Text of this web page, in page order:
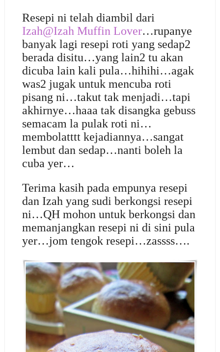
Resepi ni telah diambil dari
Izah@Izah Muffin Lover…rupanye
banyak lagi resepi roti yang sedap2
berada disitu…yang lain2 tu akan
dicuba lain kali pula…hihihi…agak
was2 jugak untuk mencuba roti
pisang ni…takut tak menjadi…tapi
akhirnye…haaa tak disangka gebuss
semacam la pulak roti ni…
membolatttt kejadiannya…sangat
lembut dan sedap…nanti boleh la
cuba yer…
Terima kasih pada empunya resepi
dan Izah yang sudi berkongsi resepi
ni…QH mohon untuk berkongsi dan
memanjangkan resepi ni di sini pula
yer…jom tengok resepi…zassss….